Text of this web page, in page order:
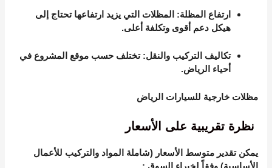
ارتفاع المظلة: المظلات التي يزيد ارتفاعها تحتاج إلى
هيكل دعم أقوى وتكلفة أعلى.
تكاليف التركيب والنقل: تختلف حسب موقع المشروع في
أحياء الرياض.
مظلات خارجية للسيارات الرياض
نظرة تقريبية على الأسعار
يمكن تقدير متوسط الأسعار (شاملة المواد والتركيب للأعمال
الأساسية) وفقاً لخبراء السوق :